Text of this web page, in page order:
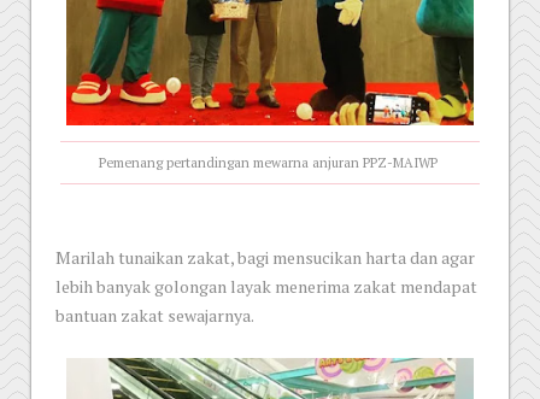
Pemenang pertandingan mewarna anjuran PPZ-MAIWP
Marilah tunaikan zakat, bagi mensucikan harta dan agar
lebih banyak golongan layak menerima zakat mendapat
bantuan zakat sewajarnya.